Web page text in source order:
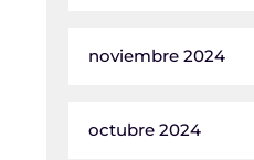
noviembre 2024
octubre 2024